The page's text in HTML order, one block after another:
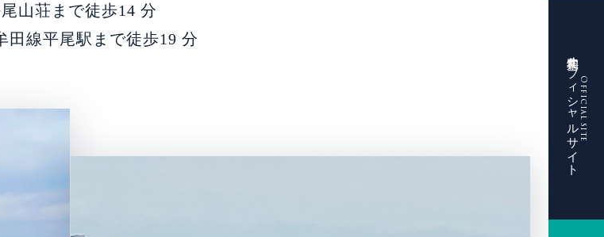
Official site
共和住宅オフィシャルサイト
山荘まで徒歩14 分
田線平尾駅まで徒歩19 分